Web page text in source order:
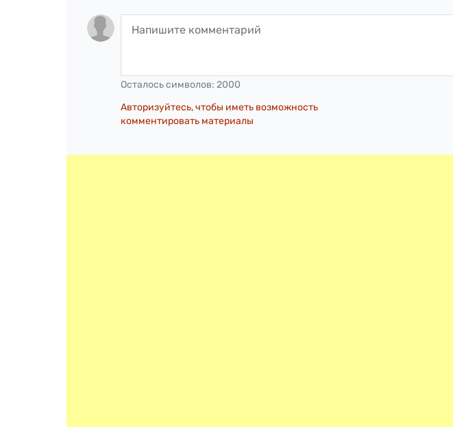
Осталось символов: 2000
Авторизуйтесь, чтобы иметь возможность
комментировать материалы